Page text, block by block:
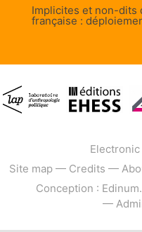
Implicites et non-dits
française :
Site map— Credits —
Conception :
—